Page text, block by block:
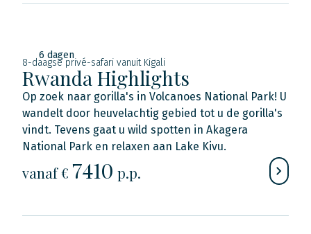
6 dagen
8-daagse privé-safari vanuit Kigali
Rwanda Highlights
Op zoek naar gorilla's in Volcanoes National Park! U
wandelt door heuvelachtig gebied tot u de gorilla's
vindt. Tevens gaat u wild spotten in Akagera
National Park en relaxen aan Lake Kivu.
vanaf € 7410 p.p.